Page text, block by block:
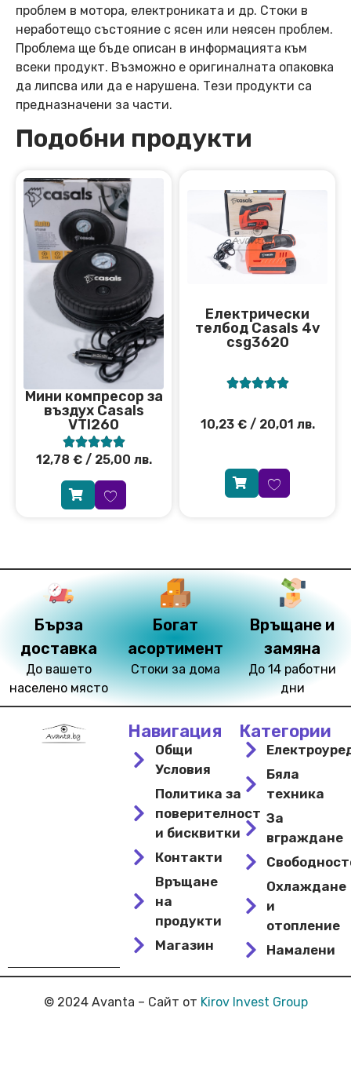
проблем в мотора, електрониката и др. Стоки в
неработещо състояние с ясен или неясен проблем.
Проблема ще бъде описан в информацията към
всеки продукт. Възможно е оригиналната опаковка
да липсва или да е нарушена. Тези продукти са
предназначени за части.
Подобни продукти
Мини компресор за
въздух Casals
VTI260

12,78 €/ 25,00 лв.
Електрически
телбод Casals 4v
csg3620

10,23 €/ 20,01 лв.
Бърза
доставка
До вашето
населено място
Богат
асортимент
Стоки за дома
Връщане и
замяна
До 14 работни
дни
Навигация
Общи
Условия
Политика за
поверителност
и бисквитки
Контакти
Връщане
на
продукти
Магазин
Категории
Бяла
техника
За
вграждане
Охлаждане
и
отопление
Намалени
© 2024 Avanta – Сайт от Kirov Invest Group